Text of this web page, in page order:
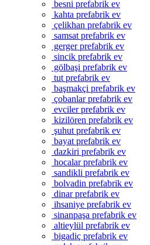
besni prefabrik ev
kahta prefabrik ev
çelikhan prefabrik ev
samsat prefabrik ev
gerger prefabrik ev
sincik prefabrik ev
gölbaşi prefabrik ev
tut prefabrik ev
başmakçi prefabrik ev
çobanlar prefabrik ev
evciler prefabrik ev
kizilören prefabrik ev
şuhut prefabrik ev
bayat prefabrik ev
dazkiri prefabrik ev
hocalar prefabrik ev
sandikli prefabrik ev
bolvadin prefabrik ev
dinar prefabrik ev
ihsaniye prefabrik ev
sinanpaşa prefabrik ev
altieylül prefabrik ev
bigadiç prefabrik ev